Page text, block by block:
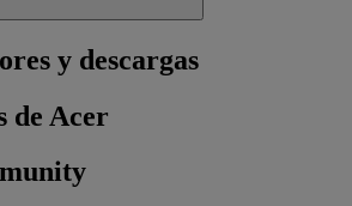
y descargas
de Acer